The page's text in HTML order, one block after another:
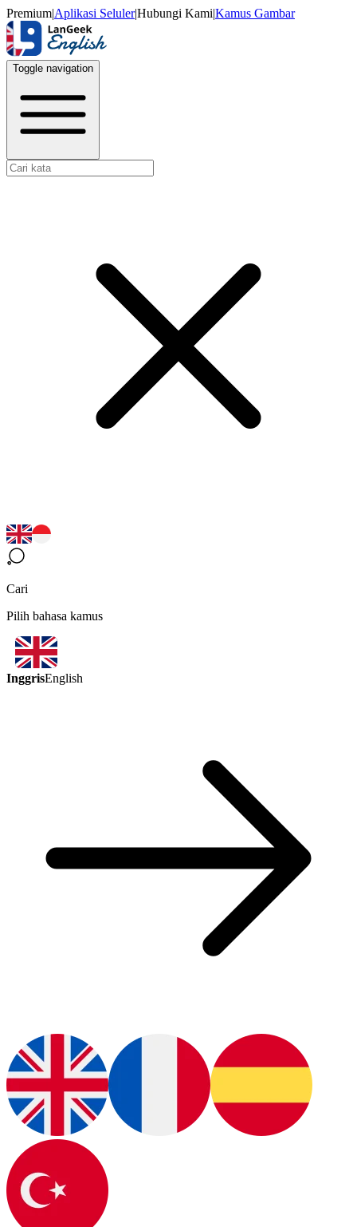
Premium|Aplikasi Seluler|Hubungi Kami|Kamus Gambar
Toggle navigation
Cari
Pilih bahasa kamus
InggrisEnglish